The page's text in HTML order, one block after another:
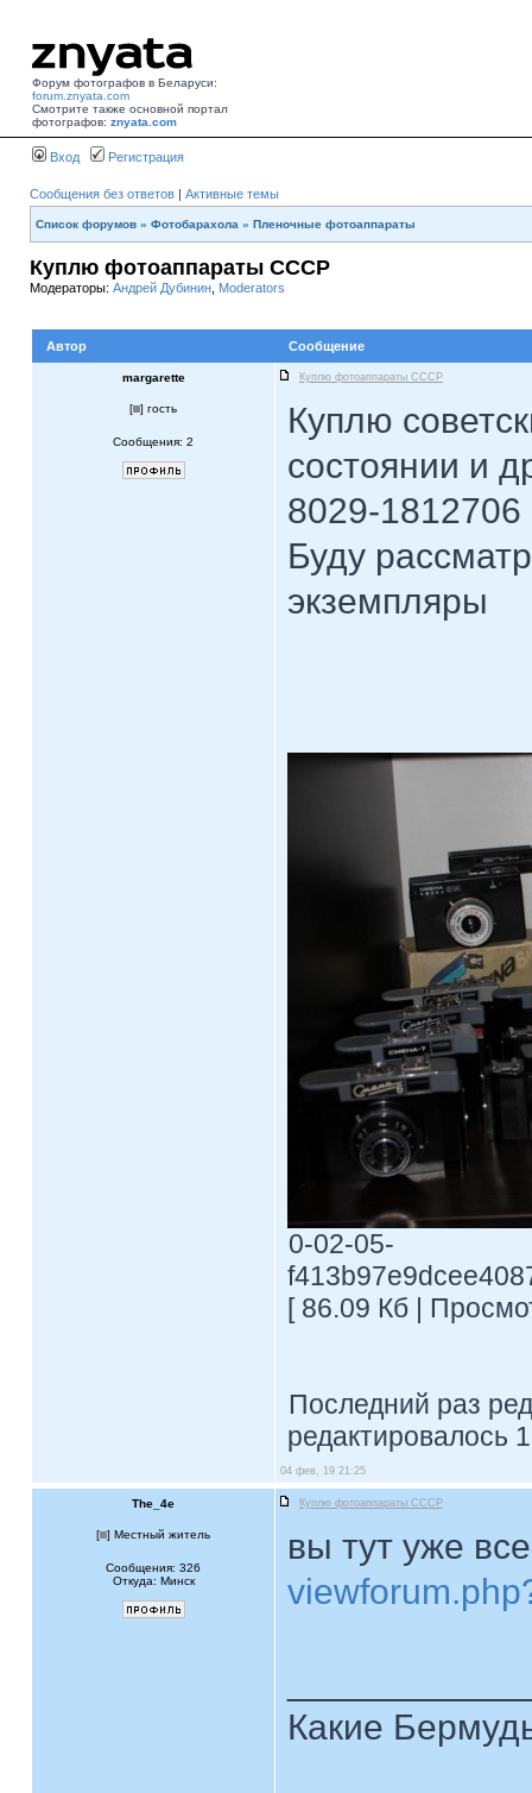
Форум фотографов в Беларуси:
forum.znyata.com
Смотрите также основной портал
фотографов: znyata.com
Вход Регистрация
Сообщения без ответов | Активные темы
Список форумов » Фотобарахола » Пленочные фотоаппараты
Куплю фотоаппараты СССР
Модераторы: Андрей Дубинин Moderators
Автор Сообщение
margarette Куплю фотоаппараты СССР
[ ] гость
Сообщения: 2
Куплю
состоянии и
8029-1812706
Буду
экземпляры
0-02-05-
[ 86.09 Кб |
Последний раз
редактировалось
04 фев, 19 21:25
The_4e Куплю фотоаппараты СССР
[ ] Местный житель
Сообщения: 326
Откуда: Минск
вы тут уже
Какие